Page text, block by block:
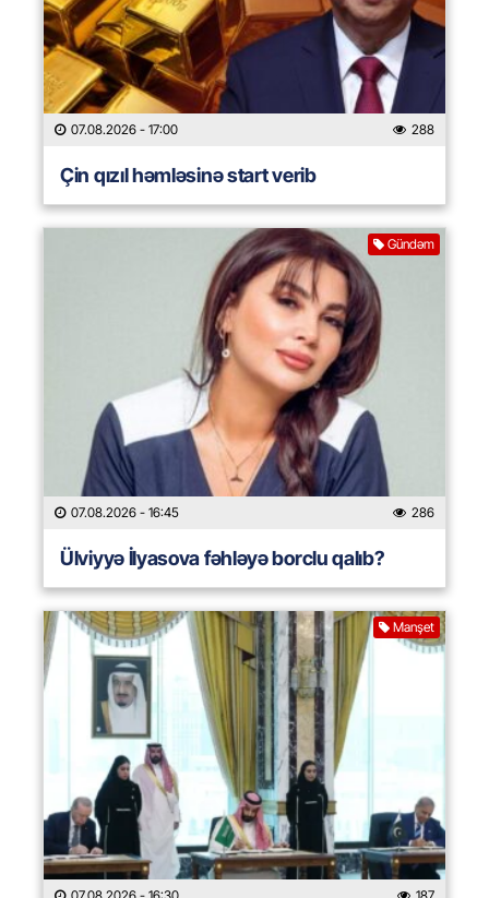
07.08.2026 - 17:00 288
Çin qızıl həmləsinə start verib
Gündəm
07.08.2026 - 16:45 286
Ülviyyə İlyasova fəhləyə borclu qalıb?
Manşet